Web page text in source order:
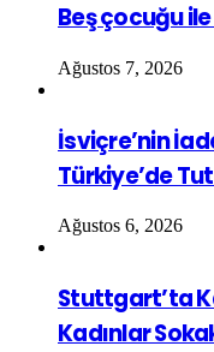
Beş çocuğu
Ağustos 7, 2026
İsviçre’nin
Türkiye’de
Ağustos 6, 2026
Stuttgart’ta
Kadınlar